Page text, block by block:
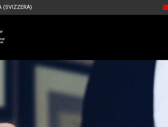
(SVIZZERA)